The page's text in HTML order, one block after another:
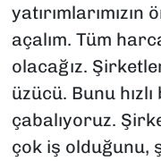
açalım. Tüm
olacağız.
üzücü. Bunu
çabalıyoruz.
çok iş olduğunu,